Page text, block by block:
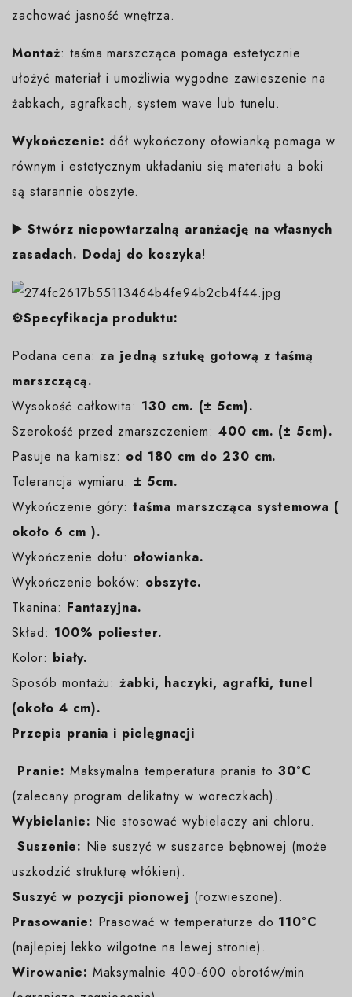
zachować jasność wnętrza.
Montaż: taśma marszcząca pomaga estetycznie
ułożyć materiał i umożliwia wygodne zawieszenie na
żabkach, agrafkach, system wave lub tunelu.
Wykończenie: dół wykończony ołowianką pomaga w
równym i estetycznym układaniu się materiału a boki
są starannie obszyte.
▶️ Stwórz niepowtarzalną aranżację na własnych
zasadach. Dodaj do koszyka!
⚙️Specyfikacja produktu:
Podana cena: za jedną sztukę gotową z taśmą
marszczącą.
Wysokość całkowita: 130 cm. (± 5cm).
Szerokość przed zmarszczeniem: 400 cm. (± 5cm).
Pasuje na karnisz: od 180 cm do 230 cm.
Tolerancja wymiaru: ± 5cm.
Wykończenie góry:taśma marszcząca systemowa (
około 6 cm ).
Wykończenie dołu: ołowianka.
Wykończenie boków: obszyte.
Tkanina: Fantazyjna.
Skład: 100% poliester.
Kolor: biały.
Sposób montażu:żabki, haczyki, agrafki, tunel
(około 4 cm).
Przepis prania i pielęgnacji
Pranie: Maksymalna temperatura prania to30°C
(zalecany program delikatny w woreczkach).
Wybielanie: Nie stosować wybielaczy ani chloru.
Suszenie: Nie suszyć w suszarce bębnowej (może
uszkodzić strukturę włókien).
️Suszyć w pozycji pionowej (rozwieszone).
Prasowanie: Prasować w temperaturze do 110°C
(najlepiej lekko wilgotne na lewej stronie).
Wirowanie: Maksymalnie 400-600 obrotów/min